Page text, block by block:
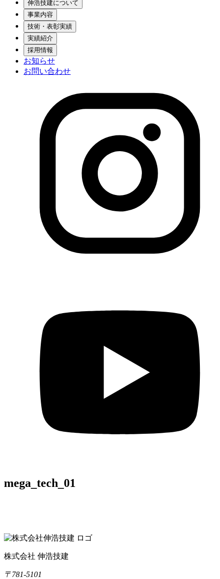
伸浩技建について
事業内容
技術・表彰実績
実績紹介
採用情報
お知らせ
お問い合わせ
mega_tech_01
株式会社 伸浩技建
〒781-5101